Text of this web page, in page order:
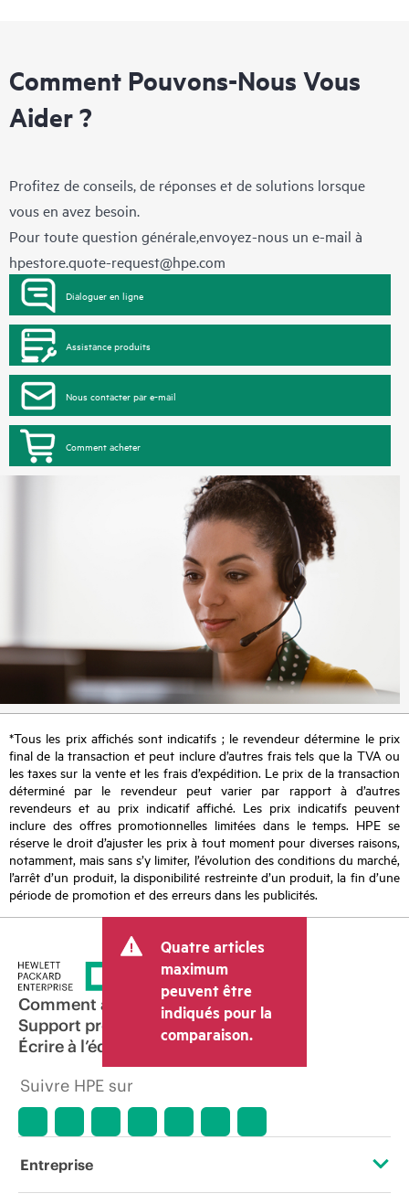
Comment Pouvons-Nous Vous
Aider ?
Profitez de conseils, de réponses et de solutions lorsque
vous en avez besoin.
Pour toute question générale,envoyez-nous un e-mail à
hpestore.quote-request@hpe.com
Dialoguer en ligne
Assistance produits
Nous contacter par e-mail
Comment acheter
*Tous les prix affichés sont indicatifs ; le revendeur détermine le prix
final de la transaction et peut inclure d’autres frais tels que la TVA ou
les taxes sur la vente et les frais d’expédition. Le prix de la transaction
déterminé par le revendeur peut varier par rapport à d’autres
revendeurs et au prix indicatif affiché. Les prix indicatifs peuvent
inclure des offres promotionnelles limitées dans le temps. HPE se
réserve le droit d’ajuster les prix à tout moment pour diverses raisons,
notamment, mais sans s’y limiter, l’évolution des conditions du marché,
l’arrêt d’un produit, la disponibilité restreinte d’un produit, la fin d’une
période de promotion et des erreurs dans les publicités.
Quatre articles
maximum
peuvent être
indiqués pour la
comparaison.
Comment acheter
Support produit
Écrire à l’équipe commerciale
Suivre HPE sur
Entreprise